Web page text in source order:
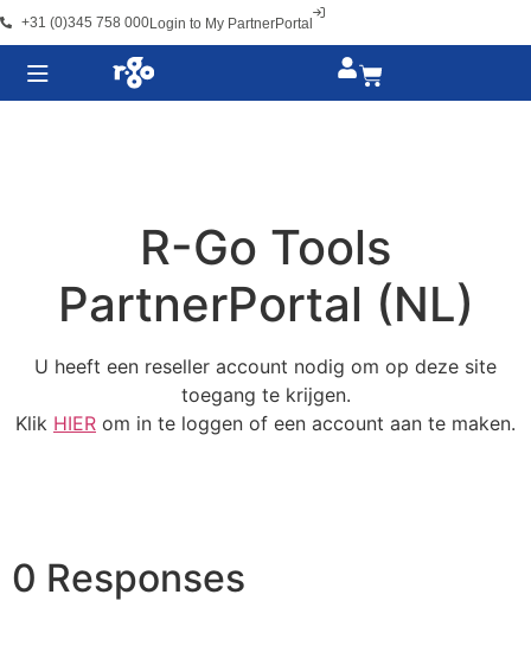
+31 (0)345 758 000Login to My PartnerPortal
R-Go Tools
PartnerPortal (NL)
U heeft een reseller account nodig om op deze site
toegang te krijgen.
Klik HIER om in te loggen of een account aan te maken.
0 Responses